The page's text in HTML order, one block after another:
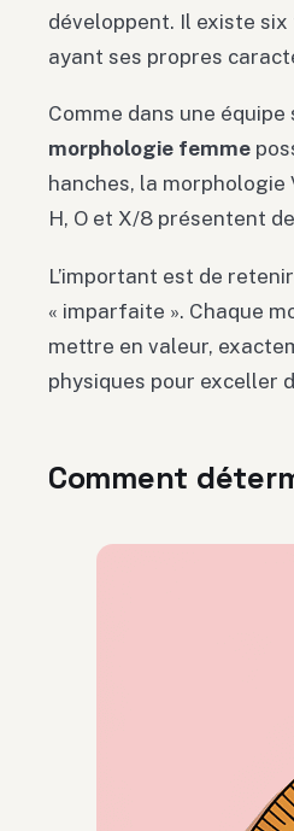
développent. Il existe
ayant ses propres
Comme dans une
morphologie femme
hanches, la
H, O et X/8 présentent
L’important est de
« imparfaite ». Chaque
mettre en valeur,
physiques pour exceller
Comment